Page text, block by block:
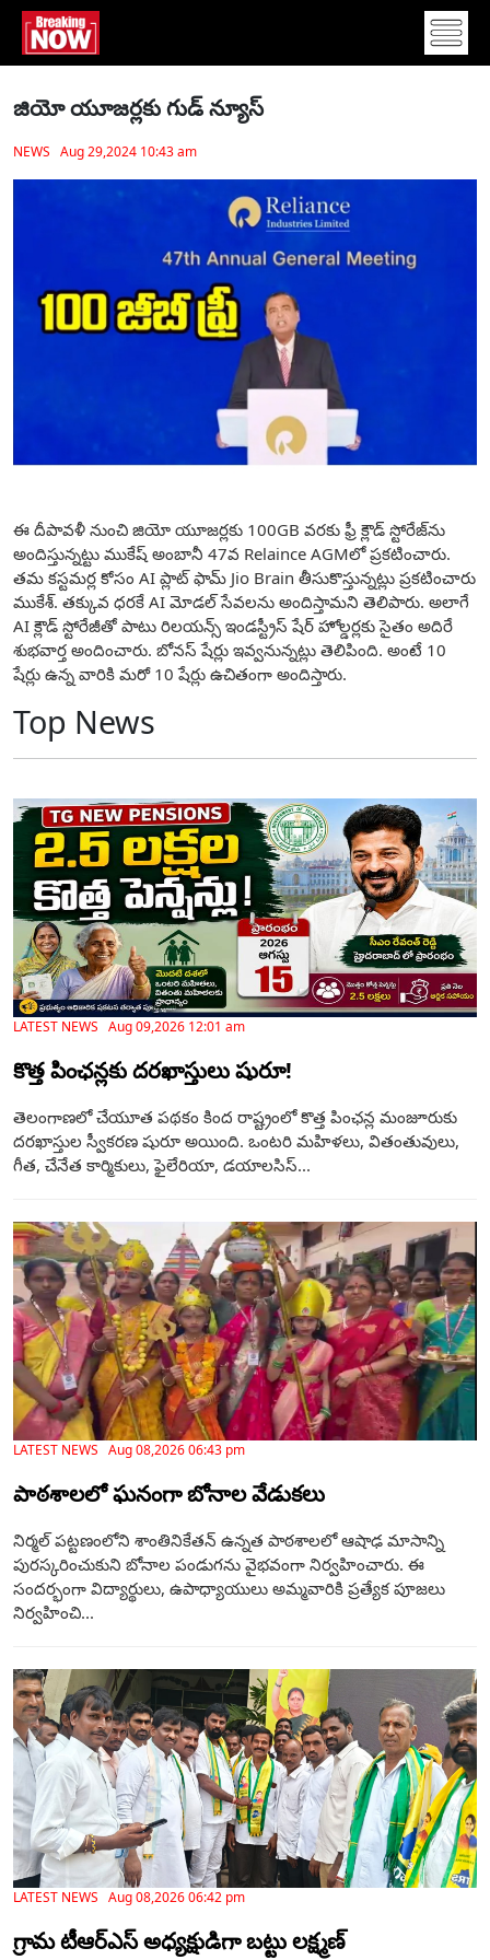
జియో యూజర్లకు గుడ్ న్యూస్
NEWS Aug 29,2024 10:43 am
ఈ దీపావళీ నుంచి జియో యూజర్లకు 100GB వరకు ఫ్రీ క్లౌడ్ స్టోరేజ్‌ను
అందిస్తున్నట్టు ముకేష్ అంబానీ 47వ Relaince AGMలో ప్రకటించారు.
తమ కస్టమర్ల కోసం AI ప్లాట్ ఫామ్ Jio Brain తీసుకొస్తున్నట్లు ప్రకటించారు
ముకేశ్. తక్కువ ధరకే AI మోడల్ సేవలను అందిస్తామని తెలిపారు. అలాగే
AI క్లౌడ్ స్టోరేజీతో పాటు రిలయన్స్ ఇండస్ట్రీస్ షేర్ హోల్డర్లకు సైతం అదిరే
శుభవార్త అందించారు. బోనస్ షేర్లు ఇవ్వనున్నట్లు తెలిపింది. అంటే 10
షేర్లు ఉన్న వారికి మరో 10 షేర్లు ఉచితంగా అందిస్తారు.
Top News
LATEST NEWS Aug 09,2026 12:01 am
కొత్త పింఛన్లకు దరఖాస్తులు షురూ!
తెలంగాణలో చేయూత పథకం కింద రాష్ట్రంలో కొత్త పింఛన్ల మంజూరుకు
దరఖాస్తుల స్వీకరణ షురూ అయింది. ఒంటరి మహిళలు, వితంతువులు,
గీత, చేనేత కార్మికులు, ఫైలేరియా, డయాలసిస్‌...
LATEST NEWS Aug 08,2026 06:43 pm
పాఠశాలలో ఘనంగా బోనాల వేడుకలు
నిర్మల్ పట్టణంలోని శాంతినికేతన్ ఉన్నత పాఠశాలలో ఆషాఢ మాసాన్ని
పురస్కరించుకుని బోనాల పండుగను వైభవంగా నిర్వహించారు. ఈ
సందర్భంగా విద్యార్థులు, ఉపాధ్యాయులు అమ్మవారికి ప్రత్యేక పూజలు
నిర్వహించి...
LATEST NEWS Aug 08,2026 06:42 pm
గ్రామ టీఆర్‌ఎస్ అధ్యక్షుడిగా బట్టు లక్ష్మణ్